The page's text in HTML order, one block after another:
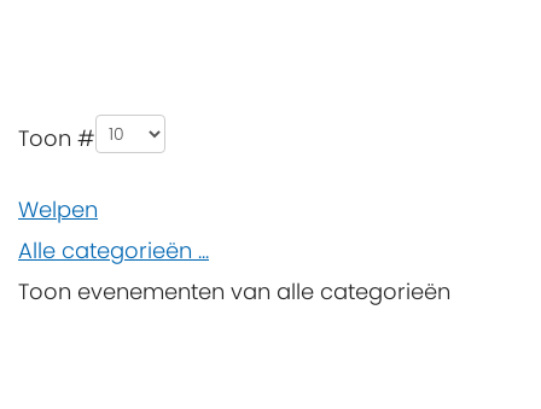
Pagination List Limit
Toon #
Welpen
Alle categorieën ...
Toon evenementen van alle categorieën